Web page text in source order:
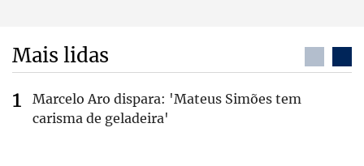
Mais lidas
Marcelo Aro dispara: 'Mateus Simões tem
carisma de geladeira'